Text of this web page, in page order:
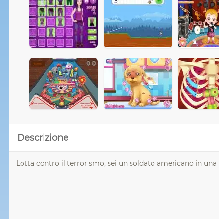
Descrizione
Lotta contro il terrorismo, sei un soldato americano in